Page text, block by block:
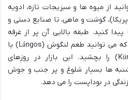
از میوه ها و سبزیجات تازه، ادویه
گوشت و ماهی، تا صنایع دستی و
کنید. طبقه بالایی آن پر از غرفه
های غذاهای خیابانی است که می توانید طعم لنگوش (Lángos) یا
کیک دودکش (Kürtőskalács) را بچشید. این بازار در روزهای
ها بسیار شلوغ و پر جنب و جوش
در بوداپست را می دهد.